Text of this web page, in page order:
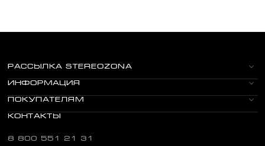
РАССЫЛКА STEREOZONA
ИНФОРМАЦИЯ
ПОКУПАТЕЛЯМ
КОНТАКТЫ
8 800 551 21 31